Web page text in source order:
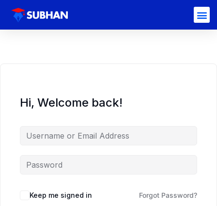
Hi, Welcome back!
Keep me signed in Forgot Password?